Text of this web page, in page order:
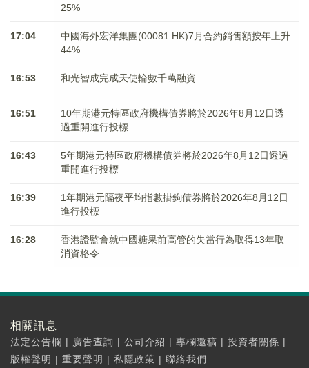
25%
17:04
中國海外宏洋集團(00081.HK)7月合約銷售額按年上升
44%
16:53 和光智成完成天使輪數千萬融資
16:51
10年期港元特區政府機構債券將於2026年8月12日透
過重開進行投標
16:43
5年期港元特區政府機構債券將於2026年8月12日透過
重開進行投標
16:39
1年期港元隔夜平均指數掛鉤債券將於2026年8月12日
進行投標
16:28
香港證監會就中國糖果前高管的失當行為取得13年取
消資格令
相關訊息
法定公告欄 | 廣告查詢 | 公司介紹 | 專欄邀稿 | 投資者關係 |
版權聲明 | 重要聲明 | 私隱政策 | 聯絡我們